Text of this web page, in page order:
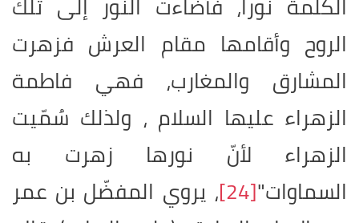
الروح وأقامها مقام العرش فزهرت
المشارق والمغارب، فهي فاطمة
الزهراء عليها السلام ، ولذلك سُمّيت
الزهراء لأنّ نورها زهرت به
السماوات"[24]، يروي المفضّل بن عمر